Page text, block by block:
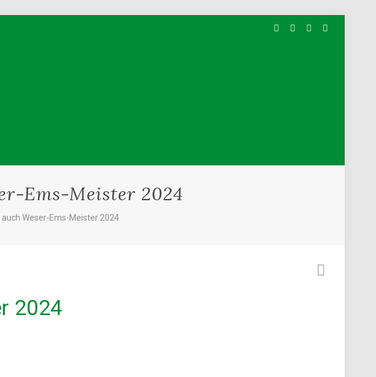
Ems-Meister 2024
auch Weser-Ems-Meister 2024
2024